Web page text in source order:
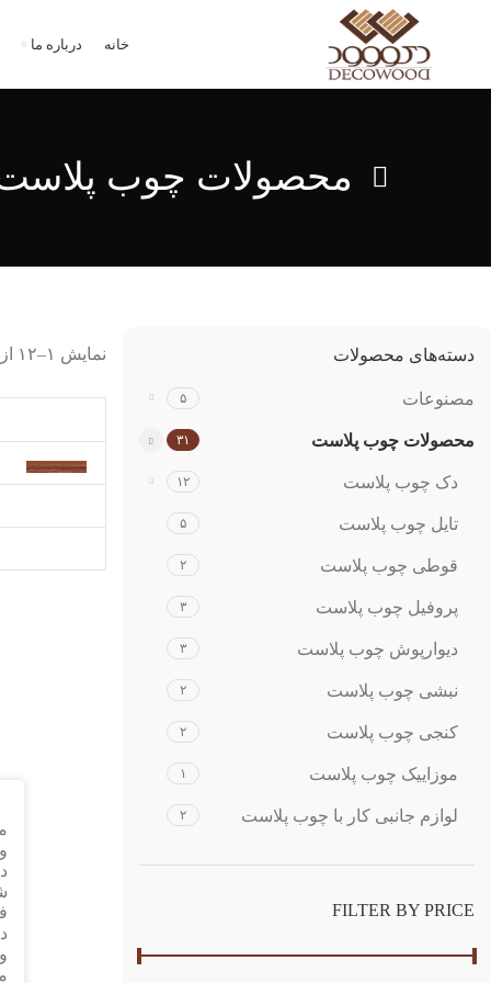
خانه درباره ما
محصولات چوب
نمایش ۱–۱۲ از ۳۱ نتیجه دسته‌های محصولات
مصنوعات ۵
محصولات چوب پلاست ۳۱
دک چوب پلاست ۱۲
تایل چوب پلاست ۵
قوطی چوب پلاست ۲
پروفیل چوب پلاست ۳
دیوارپوش چوب پلاست ۳
نبشی چوب پلاست ۲
کنجی چوب پلاست ۲
موزاییک چوب پلاست ۱
لوازم جانبی کار با چوب پلاست ۲
FILTER BY PRICE